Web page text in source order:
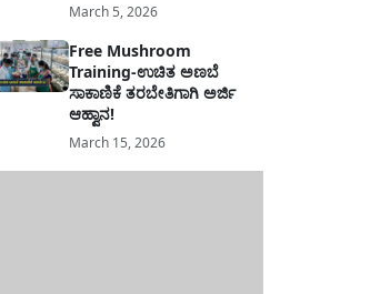
March 5, 2026
Free Mushroom
Training-ಉಚಿತ ಅಣಬೆ
ಸಾಕಾಣಿಕೆ ತರಬೇತಿಗಾಗಿ ಅರ್ಜಿ
ಆಹ್ವಾನ!
March 15, 2026